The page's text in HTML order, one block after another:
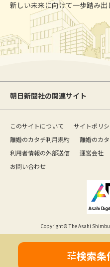
検索条
新しい未来に向けて一歩踏み
朝日新聞社の関連サイト
このサイトについて
サイトポリ
離婚のカタチ利用規約
離婚のカ
利用者情報の外部送信
運営会社
お問い合わせ
Copyright© The Asahi